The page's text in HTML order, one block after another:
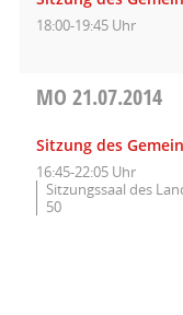
18:00-19:45 Uhr
MO 21.07.2014
Sitzung des
16:45-22:05 Uhr
Sitzungssaal des
50